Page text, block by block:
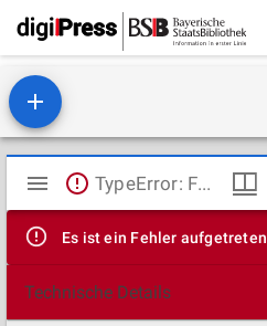
Mirador
Viewer
TypeError: Failed to fetch
Es ist ein Fehler aufgetreten
Technische Details